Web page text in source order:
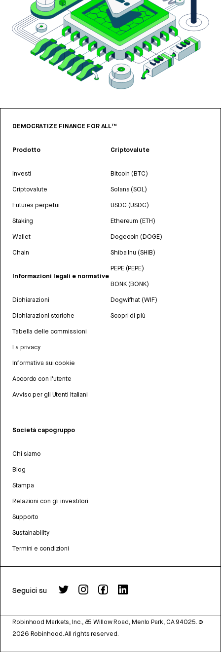
DEMOCRATIZE FINANCE FOR ALL™
Prodotto
Investi
Criptovalute
Futures perpetui
Staking
Wallet
Chain
Informazioni legali e normative
Dichiarazioni
Dichiarazioni storiche
Tabella delle commissioni
La privacy
Informativa sui cookie
Accordo con l'utente
Avviso per gli Utenti Italiani
Criptovalute
Bitcoin (BTC)
Solana (SOL)
USDC (USDC)
Ethereum (ETH)
Dogecoin (DOGE)
Shiba Inu (SHIB)
PEPE (PEPE)
BONK (BONK)
Dogwifhat (WIF)
Scopri di più
Società capogruppo
Chi siamo
Blog
Stampa
Relazioni con gli investitori
Supporto
Sustainability
Termini e condizioni
Seguici su
Robinhood Markets, Inc., 85 Willow Road, Menlo Park, CA 94025. ©
2026 Robinhood. All rights reserved.